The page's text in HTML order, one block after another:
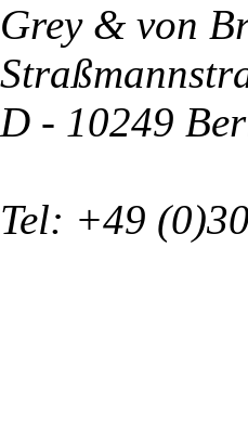
Grey & von
D - 10249
Tel: +49